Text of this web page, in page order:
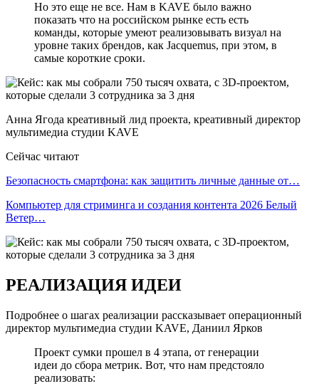
Но это еще не все. Нам в KAVE было важно
показать что на российском рынке есть есть
команды, которые умеют реализовывать визуал на
уровне таких брендов, как Jacquemus, при этом, в
самые короткие сроки.
Анна Ягода креативный лид проекта, креативный директор
мультимедиа студии KAVE
Сейчас читают
Безопасность смартфона: как защитить личные данные от…
Компьютер для стриминга и создания контента 2026 Белый
Ветер…
РЕАЛИЗАЦИЯ ИДЕИ
Подробнее о шагах реализации рассказывает операционный
директор мультимедиа студии KAVE, Даниил Ярков
Проект сумки прошел в 4 этапа, от генерации
идеи до сбора метрик. Вот, что нам предстояло
реализовать: